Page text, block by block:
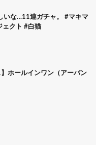
いな…11連ガチャ。 #マキマ
ェクト #白猫
】ホールインワン（アーバン